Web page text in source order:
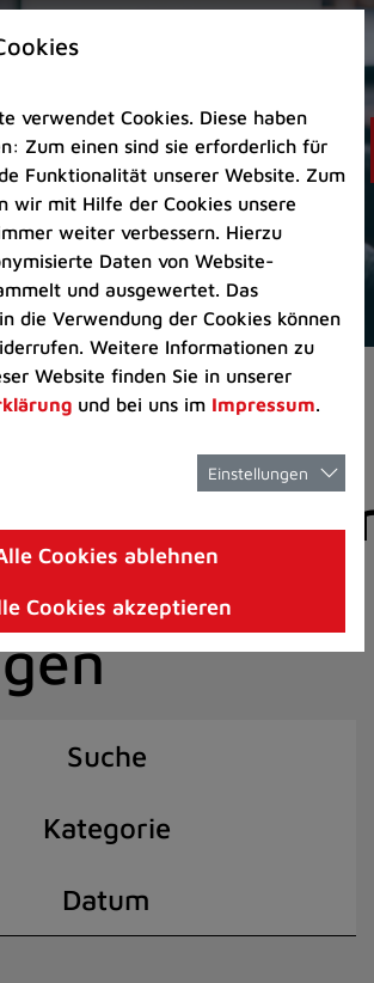
Pressemitteilungen
Suche
Kategorie
Datum
verwendet Cookies. Diese haben
Zum einen sind sie erforderlich für
Funktionalität unserer Website. Zum
wir mit Hilfe der Cookies unsere
weiter verbessern. Hierzu
Daten von Website-
und ausgewertet. Das
die Verwendung der Cookies können
Weitere Informationen zu
Website finden Sie in unserer
und bei uns im Impressum.
Einstellungen
Cookies ablehnen
Cookies akzeptieren